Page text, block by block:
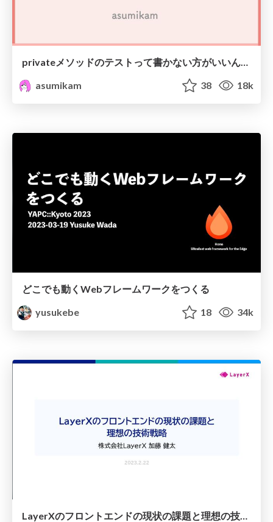
asumikam
38 18k
どこでも動くWebフレームワークをつくる
yusukebe
18 34k
LayerXのフロントエンドの現状の課題と理想の技術戦略